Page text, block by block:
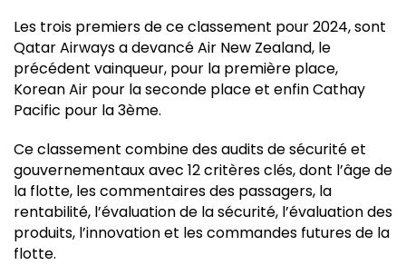
Les trois premiers de ce classement pour 2024, sont
Qatar Airways a devancé Air New Zealand, le
précédent vainqueur, pour la première place,
Korean Air pour la seconde place et enfin Cathay
Pacific pour la 3ème.
Ce classement combine des audits de sécurité et
gouvernementaux avec 12 critères clés, dont l’âge de
la flotte, les commentaires des passagers, la
rentabilité, l’évaluation de la sécurité, l’évaluation des
produits, l’innovation et les commandes futures de la
flotte.